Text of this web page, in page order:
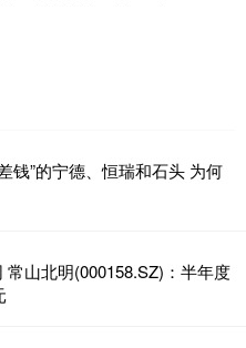
钱”的宁德、恒瑞和石头 为何
山北明(000158.SZ)：半年度